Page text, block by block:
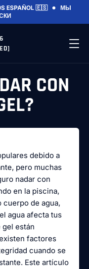
ESPAÑOL 🇪🇸
МЫ
CON
debido a
pero muchas
nadar con
en la piscina,
de agua,
agua afecta tus
gel están
factores
cuando se
Este artículo